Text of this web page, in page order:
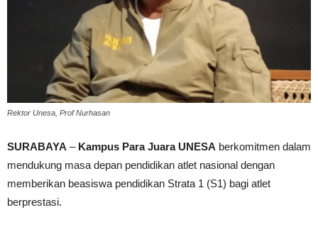
Rektor Unesa, Prof Nurhasan
SURABAYA – Kampus Para Juara UNESA berkomitmen dalam
mendukung masa depan pendidikan atlet nasional dengan
memberikan beasiswa pendidikan Strata 1 (S1) bagi atlet
berprestasi.